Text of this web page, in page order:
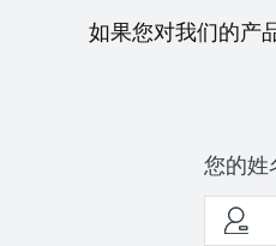
如果您对我们的产
您的姓